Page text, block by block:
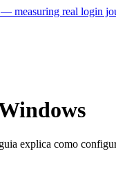
— measuring real login
explica como